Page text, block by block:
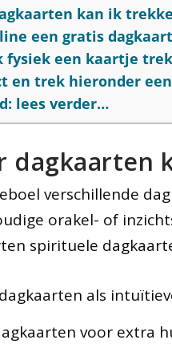
kan ik
een gratis
fysiek een kaartje
en trek hieronder
lees verder…
dagkaarten
verschillende
orakel- of
spirituele
als
voor extra